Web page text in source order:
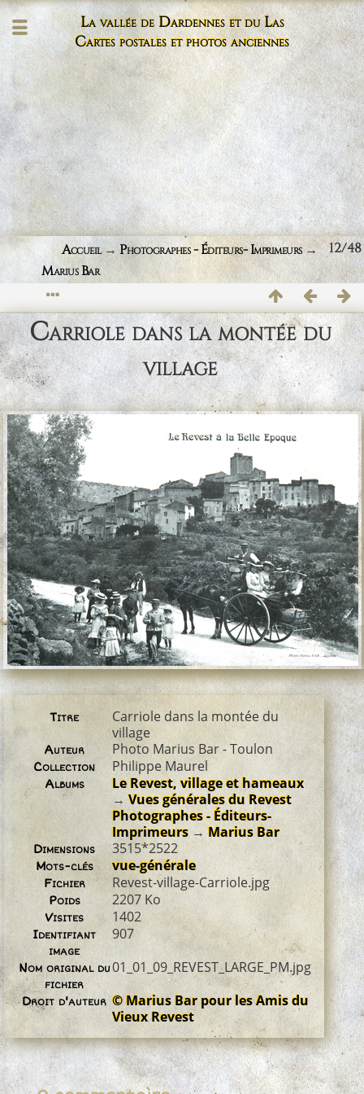
La vallée de Dardennes et du Las
Cartes postales et photos anciennes
12/48
Accueil→Photographes - Éditeurs- Imprimeurs→
Marius Bar
Carriole dans la montée du
village
Titre
Carriole dans la montée du
village
Auteur Photo Marius Bar - Toulon
Collection Philippe Maurel
Albums
Le Revest, village et hameaux
→Vues générales du Revest
Photographes - Éditeurs-
Imprimeurs→ Marius Bar
Dimensions 3515*2522
Mots-clés vue-générale
Fichier Revest-village-Carriole.jpg
Poids 2207 Ko
Visites 1402
Identifiant
image
907
Nom original du
fichier
01_01_09_REVEST_LARGE_PM.jpg
Droit d'auteur © Marius Bar pour les Amis du
Vieux Revest